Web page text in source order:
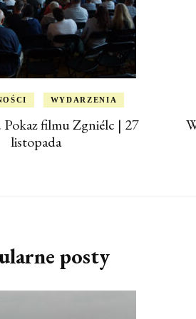
WYDARZENIA
Pokaz filmu Zgniélc | 27
listopada
posty